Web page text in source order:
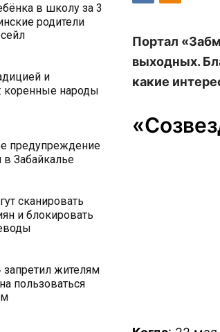
в школу за 3
родители
и
коренные народы
предупреждение
Забайкалье
сканировать
и блокировать
запретил жителям
пользоваться
Портал
выходных.
какие